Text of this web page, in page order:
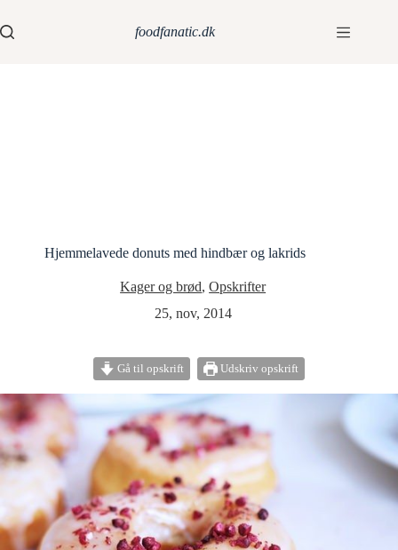
foodfanatic.dk
Hjemmelavede donuts med hindbær og lakrids
Kager og brød,Opskrifter
25, nov, 2014
Gå til opskrift Udskriv opskrift